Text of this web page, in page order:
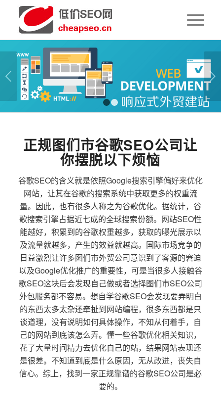
下一页
1 2
正规图们市谷歌SEO公司让
你摆脱以下烦恼
谷歌SEO的含义就是依照Google搜索引擎偏好来优化
网站，让其在谷歌的搜索系统中获取更多的权重流
量。因此，也有很多人称之为谷歌优化。据统计，谷
歌搜索引擎占据近七成的全球搜索份额。网站SEO性
能越好，积累到的谷歌权重越多，获取的曝光展示以
及流量就越多，产生的效益就越高。国际市场竞争的
日益激烈让许多图们市外贸公司意识到了客源的窘迫
以及Google优化推广的重要性，可是当很多人接触谷
歌SEO这块后会发现自己做或者选择图们市SEO公司
外包服务都不容易。想自学谷歌SEO会发现要弄明白
的东西太多太杂还牵扯到网站编程，很多东西都是只
谈道理，没有说明如何具体操作，不知从何着手，自
己的网站到底该怎么弄。懂一些谷歌优化相关知识，
花了大量时间精力去优化自己的站，结果网站表现还
是很差。不知道到底是什么原因，无从改进，丧失自
信心。综上，找到一家正规靠谱的谷歌SEO公司是必
要的。